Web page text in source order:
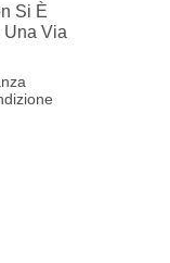
Si È
Una Via